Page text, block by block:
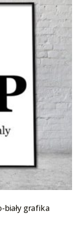
biały grafika